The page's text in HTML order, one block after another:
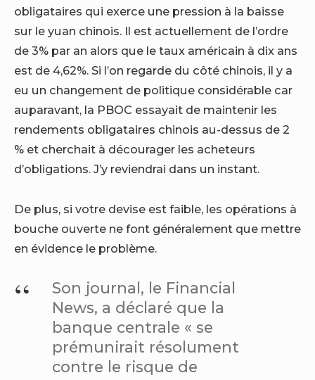
obligataires qui exerce une pression à la baisse
sur le yuan chinois. Il est actuellement de l’ordre
de 3% par an alors que le taux américain à dix ans
est de 4,62%. Si l’on regarde du côté chinois, il y a
eu un changement de politique considérable car
auparavant, la PBOC essayait de maintenir les
rendements obligataires chinois au-dessus de 2
% et cherchait à décourager les acheteurs
d’obligations. J’y reviendrai dans un instant.
De plus, si votre devise est faible, les opérations à
bouche ouverte ne font généralement que mettre
en évidence le problème.
Son journal, le Financial
News, a déclaré que la
banque centrale « se
prémunirait résolument
contre le risque de